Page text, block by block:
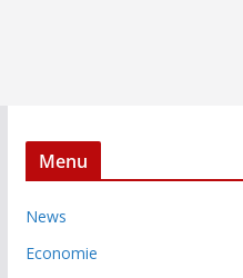
Menu
News
Economie